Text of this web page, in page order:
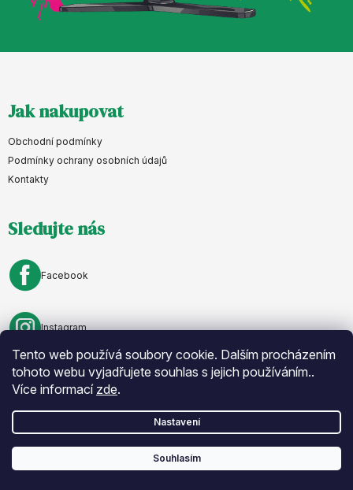
Tento web používá soubory cookie. Dalším procházením
tohoto webu vyjadřujete souhlas s jejich používáním..
Více informací zde.
Nastavení
Souhlasím
á
p
a
Jak nakupovat
Obchodní podmínky
Podmínky ochrany osobních údajů
Kontakty
Sledujte nás
Facebook
Instagram